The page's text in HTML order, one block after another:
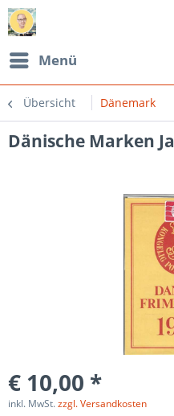
Menü
Übersicht Dänemark
Dänische Marken
€ 10,00 *
inkl. MwSt.zzgl. Versandkosten